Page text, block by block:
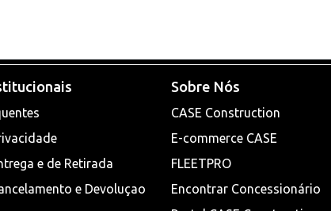
e de Retirada
e Devoluçao
Sobre Nós
CASE Construction
E-commerce CASE
FLEETPRO
Encontrar Concessionário